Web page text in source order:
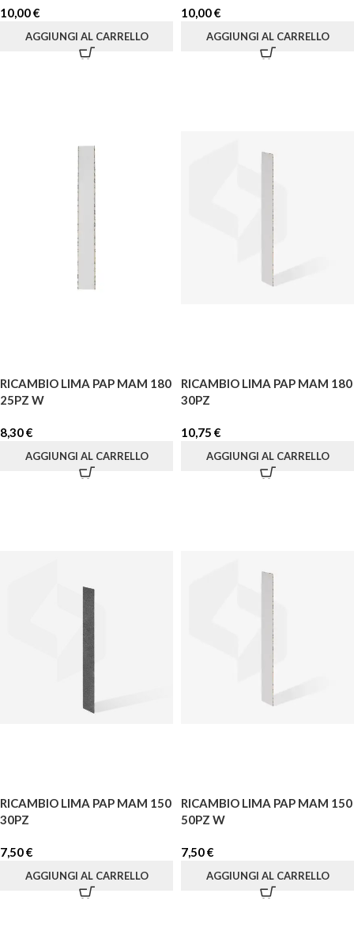
10,00€
AGGIUNGI AL CARRELLO
10,00€
AGGIUNGI AL CARRELLO
RICAMBIO LIMA PAP MAM 180
25PZ W
8,30€
AGGIUNGI AL CARRELLO
RICAMBIO LIMA PAP MAM 180
30PZ
10,75 €
AGGIUNGI AL CARRELLO
RICAMBIO LIMA PAP MAM 150
30PZ
7,50€
AGGIUNGI AL CARRELLO
RICAMBIO LIMA PAP MAM 150
50PZ W
7,50€
AGGIUNGI AL CARRELLO